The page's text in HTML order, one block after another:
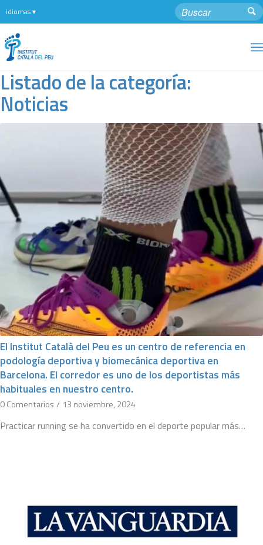
Listado de la categoría:
Noticias
El Institut Català del Peu es un centro de referencia en
podología deportiva y biomecánica deportiva en
Barcelona. El corredor es uno de los deportistas más
habituales en nuestro centro.
0 Comentarios / 13 noviembre, 2024
Practicar running se ha convertido en el deporte popular más…